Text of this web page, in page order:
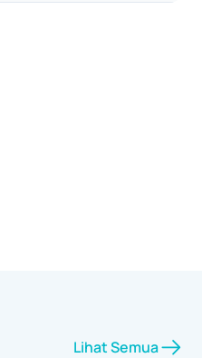
Lihat Semua